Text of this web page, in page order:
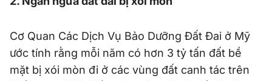
Cơ Quan Các Dịch Vụ Bảo Dưỡng Đất Đai ở Mỹ
ước tính rằng mỗi năm có hơn 3 tỷ tấn đất bề
mặt bị xói mòn đi ở các vùng đất canh tác trên